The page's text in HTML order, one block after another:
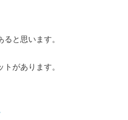
と思います。
があります。